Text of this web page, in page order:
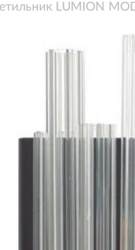
LUMION